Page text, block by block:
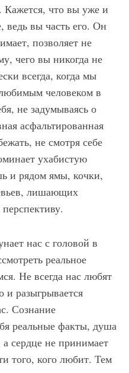
Кажется, что вы уже и
ведь вы часть его. Он
позволяет не
чего вы никогда не
всегда, когда мы
человеком в
не задумываясь о
асфальтированная
не смотря себе
ухабистую
и рядом ямы, кочки,
лишающих
нас с головой в
реальное
Не всегда нас любят
и разыгрывается
Сознание
реальные факты, душа
сердце не принимает
того, кого любит. Тем